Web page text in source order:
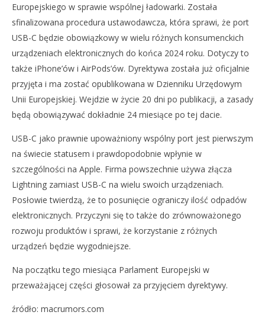
NOW VIEWING
UE DAJE OSTATECZNE ZATWIERDZENIE PRAWA, KTÓRE
ZMUSI APPLE DO PRZEJŚCIA NA USB-C
października
2022
Aleksandra
Europejskiego w sprawie wspólnej ładowarki. Została
sfinalizowana procedura ustawodawcza, która sprawi, że port
USB-C będzie obowiązkowy w wielu różnych konsumenckich
urządzeniach elektronicznych do końca 2024 roku. Dotyczy to
także iPhone’ów i AirPods’ów. Dyrektywa została już oficjalnie
przyjęta i ma zostać opublikowana w Dzienniku Urzędowym
Unii Europejskiej. Wejdzie w życie 20 dni po publikacji, a zasady
będą obowiązywać dokładnie 24 miesiące po tej dacie.
USB-C jako prawnie upoważniony wspólny port jest pierwszym
na świecie statusem i prawdopodobnie wpłynie w
szczególności na Apple. Firma powszechnie używa złącza
Lightning zamiast USB-C na wielu swoich urządzeniach.
Posłowie twierdzą, że to posunięcie ograniczy ilość odpadów
elektronicznych. Przyczyni się to także do zrównoważonego
rozwoju produktów i sprawi, że korzystanie z różnych
urządzeń będzie wygodniejsze.
Na początku tego miesiąca Parlament Europejski w
przeważającej części głosował za przyjęciem dyrektywy.
źródło: macrumors.com